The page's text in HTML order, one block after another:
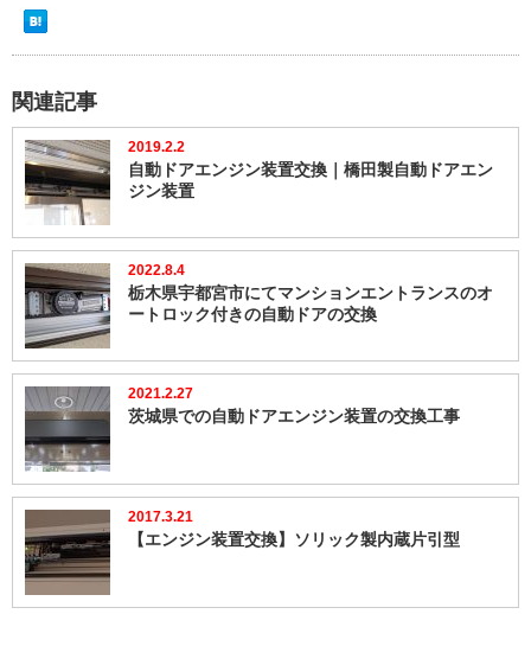
関連記事
2019.2.2
自動ドアエンジン装置交換｜橋田製自動ドアエン
ジン装置
2022.8.4
栃木県宇都宮市にてマンションエントランスのオ
ートロック付きの自動ドアの交換
2021.2.27
茨城県での自動ドアエンジン装置の交換工事
2017.3.21
【エンジン装置交換】ソリック製内蔵片引型